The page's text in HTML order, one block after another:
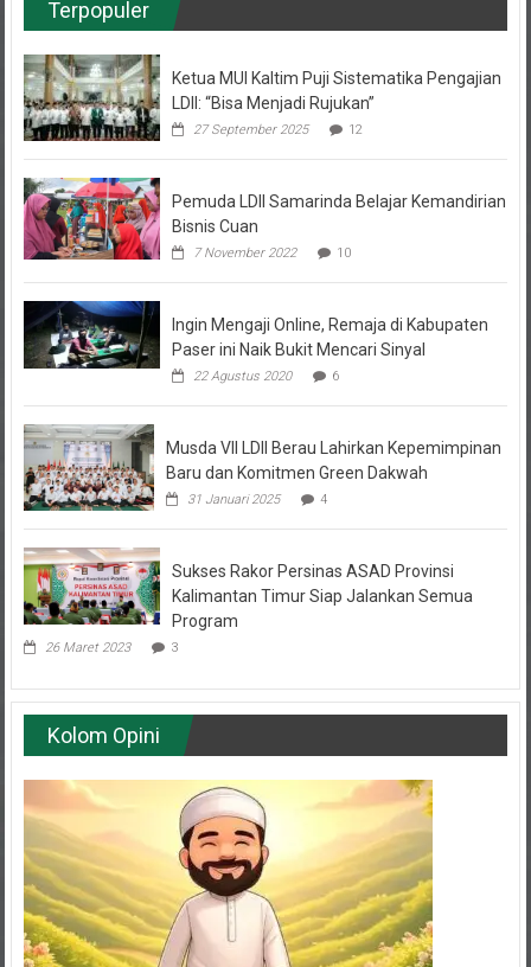
Terpopuler
Ketua MUI Kaltim Puji Sistematika Pengajian
LDII: “Bisa Menjadi Rujukan”
27 September 2025 12
Pemuda LDII Samarinda Belajar Kemandirian
Bisnis Cuan
7 November 2022 10
Ingin Mengaji Online, Remaja di Kabupaten
Paser ini Naik Bukit Mencari Sinyal
22 Agustus 2020 6
Musda VII LDII Berau Lahirkan Kepemimpinan
Baru dan Komitmen Green Dakwah
31 Januari 2025 4
Sukses Rakor Persinas ASAD Provinsi
Kalimantan Timur Siap Jalankan Semua
Program
26 Maret 2023 3
Kolom Opini